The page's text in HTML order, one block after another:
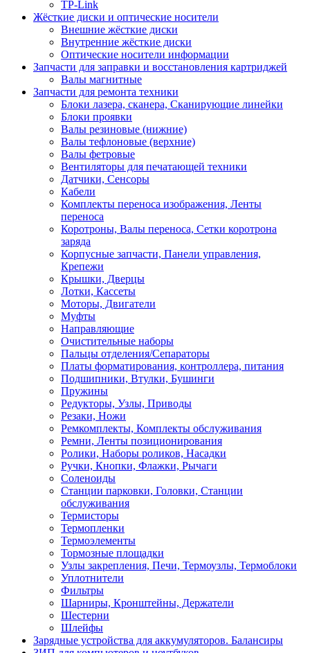
TP-Link
Жёсткие диски и оптические носители
Внешние жёсткие диски
Внутренние жёсткие диски
Оптические носители информации
Запчасти для заправки и восстановления картриджей
Валы магнитные
Запчасти для ремонта техники
Блоки лазера, сканера, Сканирующие линейки
Блоки проявки
Валы резиновые (нижние)
Валы тефлоновые (верхние)
Валы фетровые
Вентиляторы для печатающей техники
Датчики, Сенсоры
Кабели
Комплекты переноса изображения, Ленты
переноса
Коротроны, Валы переноса, Сетки коротрона
заряда
Корпусные запчасти, Панели управления,
Крепежи
Крышки, Дверцы
Лотки, Кассеты
Моторы, Двигатели
Муфты
Направляющие
Очистительные наборы
Пальцы отделения/Сепараторы
Платы форматирования, контроллера, питания
Подшипники, Втулки, Бушинги
Пружины
Редукторы, Узлы, Приводы
Резаки, Ножи
Ремкомплекты, Комплекты обслуживания
Ремни, Ленты позиционирования
Ролики, Наборы роликов, Насадки
Ручки, Кнопки, Флажки, Рычаги
Соленоиды
Станции парковки, Головки, Станции
обслуживания
Термисторы
Термопленки
Термоэлементы
Тормозные площадки
Узлы закрепления, Печи, Термоузлы, Термоблоки
Уплотнители
Фильтры
Шарниры, Кронштейны, Держатели
Шестерни
Шлейфы
Зарядные устройства для аккумуляторов. Балансиры